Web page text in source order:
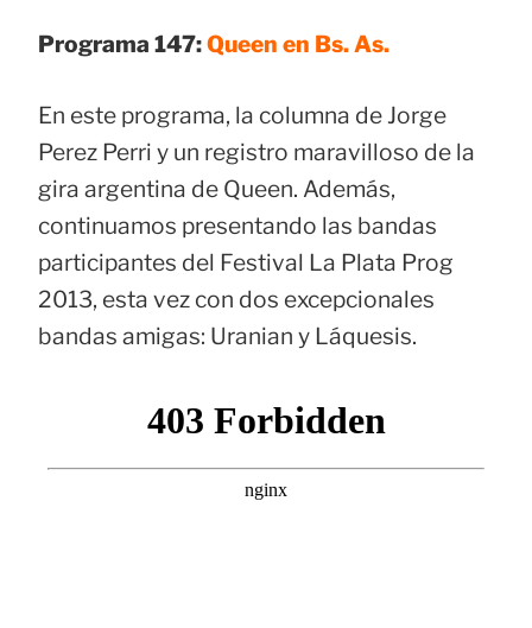
Programa 147:Queen en Bs. As.
En este programa, la columna de Jorge
Perez Perri y un registro maravilloso de la
gira argentina de Queen. Además,
continuamos presentando las bandas
participantes del Festival La Plata Prog
2013, esta vez con dos excepcionales
bandas amigas: Uranian y Láquesis.